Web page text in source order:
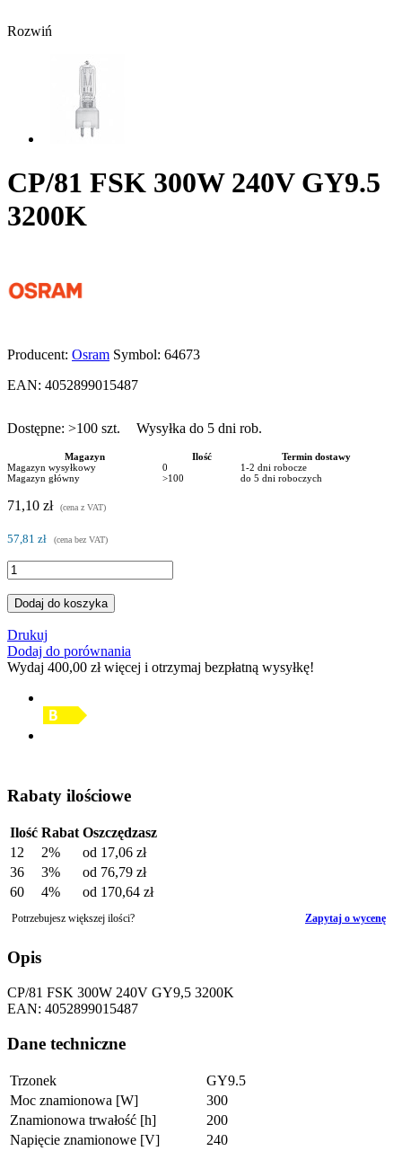
Rozwiń
CP/81 FSK 300W 240V GY9.5
3200K
Producent: Osram Symbol: 64673
EAN: 4052899015487
Dostępne: >100 szt. Wysyłka do 5 dni rob.
Magazyn Ilość
Termin dostawy
Magazyn wysyłkowy
0
1-2 dni robocze
Magazyn główny
>100 do 5 dni roboczych
71,10 zł (cena z VAT)
57,81 zł (cena bez VAT)
Dodaj do koszyka
Drukuj
Dodaj do porównania
Wydaj 400,00 złwięcej i otrzymaj bezpłatną wysyłkę!
Rabaty ilościowe
Ilość Rabat Oszczędzasz
12
2% od 17,06 zł
36
3% od 76,79 zł
60
4% od 170,64 zł
Potrzebujesz większej ilości? Zapytaj o wycenę
Opis
CP/81 FSK 300W 240V GY9,5 3200K
EAN: 4052899015487
Dane techniczne
Trzonek
GY9.5
Moc znamionowa [W]
300
Znamionowa trwałość [h]
200
Napięcie znamionowe [V]
240